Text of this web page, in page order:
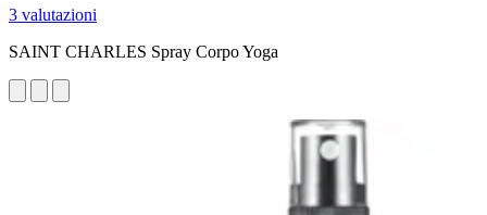
3 valutazioni
SAINT CHARLES Spray Corpo Yoga